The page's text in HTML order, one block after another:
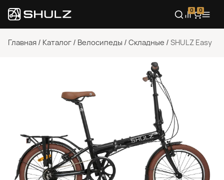
0 0
Главная / Каталог / Велосипеды / Складные / SHULZ Easy